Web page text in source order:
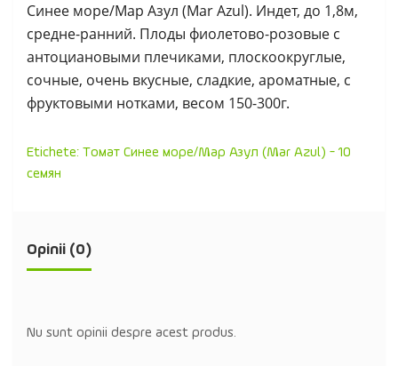
Синее море/Мар Азул (Mar Azul). Индет, до 1,8м,
средне-ранний. Плоды фиолетово-розовые с
антоциановыми плечиками, плоскоокруглые,
сочные, очень вкусные, сладкие, ароматные, с
фруктовыми нотками, весом 150-300г.
Etichete: Томат Синее море/Мар Азул (Mar Azul) - 10
семян
Opinii (0)
Nu sunt opinii despre acest produs.